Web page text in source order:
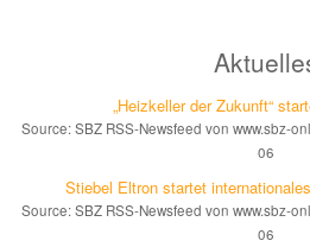
„Heizkeller der Zu­kunft“
Source: SBZ RSS-Newsfeed von www.sbz-
06
Stiebel Eltron startet
Source: SBZ RSS-Newsfeed von www.sbz-
06